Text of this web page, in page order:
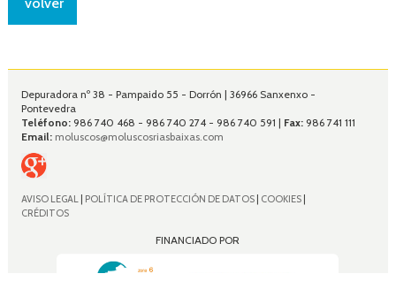
Depuradora nº 38 - Pampaido 55 - Dorrón | 36966 Sanxenxo -
Pontevedra
Teléfono:986 740 468 - 986 740 274 - 986 740 591 | Fax:986 741 111
Email: moluscos@moluscosriasbaixas.com
AVISO LEGAL| POLÍTICA DE PROTECCIÓN DE DATOS| COOKIES|
CRÉDITOS
FINANCIADO POR